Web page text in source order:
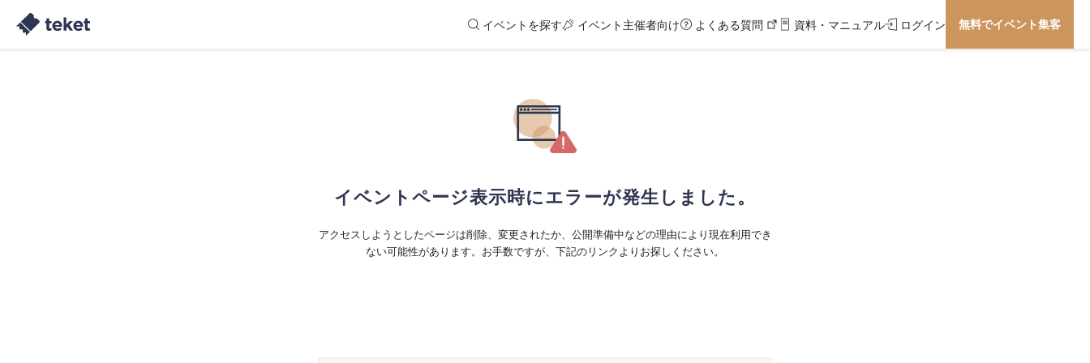
イベントを探す イベント主催者向け よくある質問 資料・マニュアル ログイン 無料でイベント集客
イベントページ表示時にエラーが発生しました。
アクセスしようとしたページは削除、変更されたか、公開準備中などの理由により現在利用でき
ない可能性があります。お手数ですが、下記のリンクよりお探しください。